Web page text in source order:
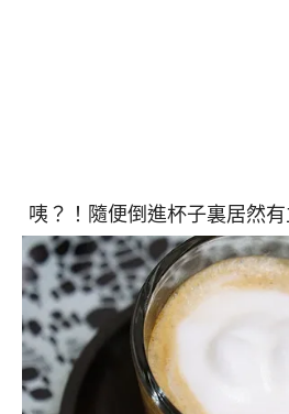
咦？！隨便倒進杯子裏居然